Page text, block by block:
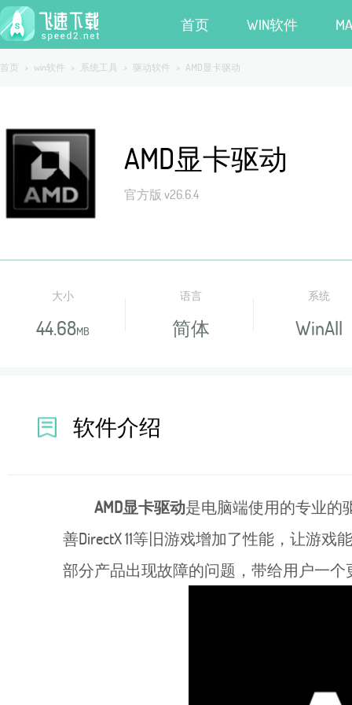
首页 WIN软件
首页 > win软件 > 系统工具 > 驱动软件 > AMD显卡驱动
AMD显卡驱动
官方版 v26.6.4
大小
44.68MB
语言
简体
系统
WinAll
软件介绍
AMD显卡驱动是电脑端使用的专业的
善DirectX 11等旧游戏增加了性能，让游
部分产品出现故障的问题，带给用户一